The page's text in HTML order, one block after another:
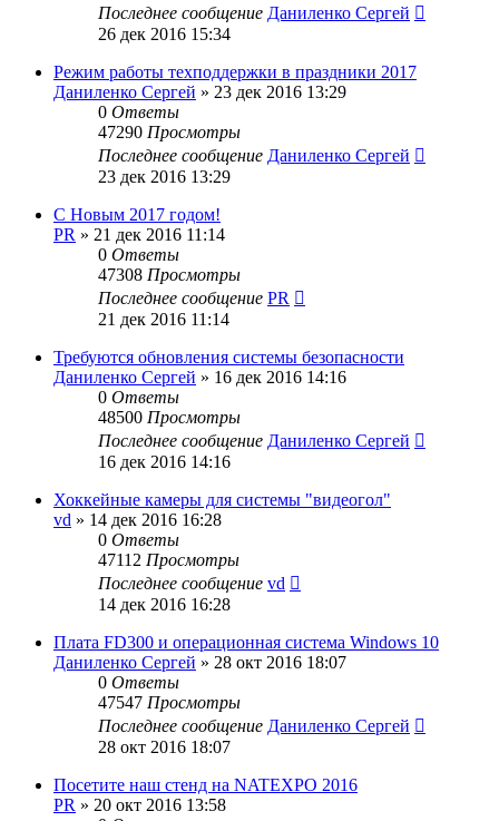
Последнее сообщение Даниленко Сергей
26 дек 2016 15:34
Режим работы техподдержки в праздники 2017
Даниленко Сергей » 23 дек 2016 13:29
0 Ответы
47290 Просмотры
Последнее сообщение Даниленко Сергей
23 дек 2016 13:29
С Новым 2017 годом!
PR » 21 дек 2016 11:14
0 Ответы
47308 Просмотры
Последнее сообщение PR
21 дек 2016 11:14
Требуются обновления системы безопасности
Даниленко Сергей » 16 дек 2016 14:16
0 Ответы
48500 Просмотры
Последнее сообщение Даниленко Сергей
16 дек 2016 14:16
Хоккейные камеры для системы "видеогол"
vd » 14 дек 2016 16:28
0 Ответы
47112 Просмотры
Последнее сообщение vd
14 дек 2016 16:28
Плата FD300 и операционная система Windows 10
Даниленко Сергей » 28 окт 2016 18:07
0 Ответы
47547 Просмотры
Последнее сообщение Даниленко Сергей
28 окт 2016 18:07
Посетите наш стенд на NATEXPO 2016
PR » 20 окт 2016 13:58